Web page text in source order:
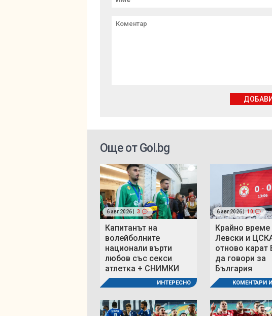
ДОБАВИ
Още от Gol.bg
6 авг 2026 | 3
Капитанът на
волейболните
национали върти
любов със секси
атлетка + СНИМКИ
ИНТЕРЕСНО
6 авг 2026 | 10
Крайно
Левски и
отново карат
да говори за
България
КОМЕНТАРИ